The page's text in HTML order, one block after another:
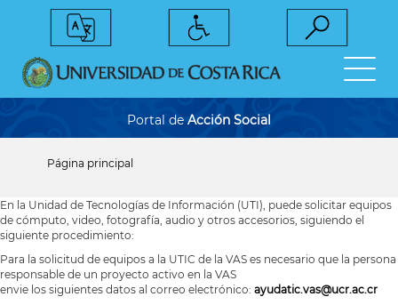
Portal de Acción Social
de
ayuda
a
navegación
Página principal
En la Unidad de Tecnologías de Información (UTI), puede solicitar equipos
de cómputo, video, fotografía, audio y otros accesorios, siguiendo el
siguiente procedimiento:
Para la solicitud de equipos a la UTIC de la VAS es necesario que la persona
responsable de un proyecto activo en la VAS
envie los siguientes datos al correo electrónico: ayudatic.vas@ucr.ac.cr